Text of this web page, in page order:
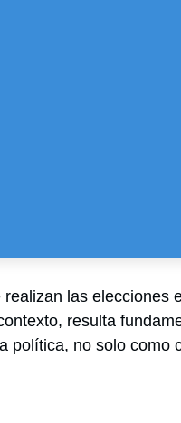
las elecciones en
resulta fundamental
como candidatas,